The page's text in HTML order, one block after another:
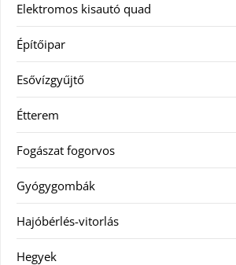
Elektromos kisautó quad
Építőipar
Esővízgyűjtő
Étterem
Fogászat fogorvos
Gyógygombák
Hajóbérlés-vitorlás
Hegyek